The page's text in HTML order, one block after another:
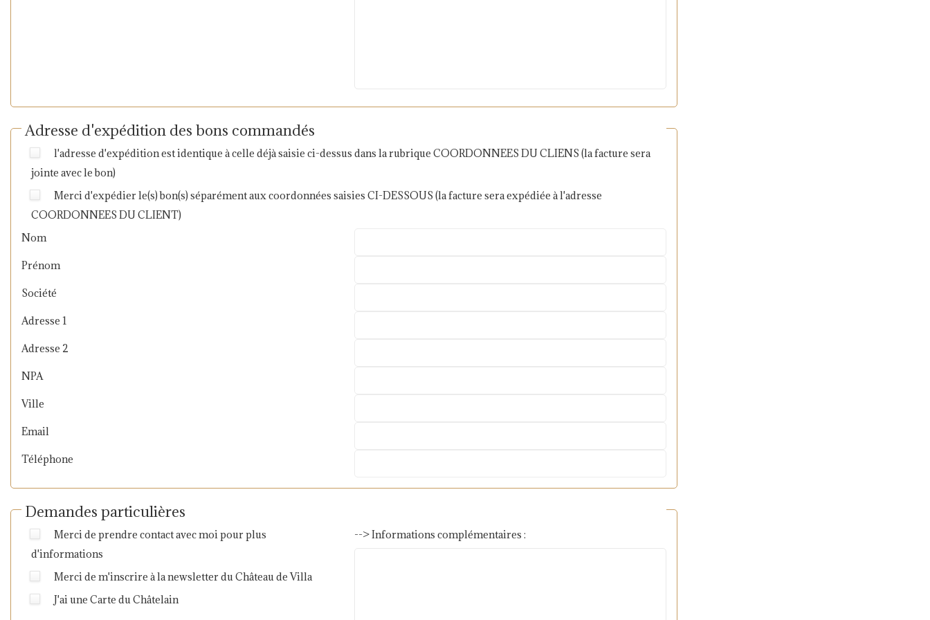
Adresse d'expédition des bons commandés
l'adresse d'expédition est identique à celle déjà saisie ci-dessus dans la rubrique COORDONNEES DU CLIENS (la facture sera
jointe avec le bon)
Merci d'expédier le(s) bon(s) séparément aux coordonnées saisies CI-DESSOUS (la facture sera expédiée à l'adresse
COORDONNEES DU CLIENT)
Nom
Prénom
Société
Adresse 1
Adresse 2
NPA
Ville
Email
Téléphone
Demandes particulières
Merci de prendre contact avec moi pour plus
d'informations
Merci de m'inscrire à la newsletter du Château de Villa
J'ai une Carte du Châtelain
--> Informations complémentaires :